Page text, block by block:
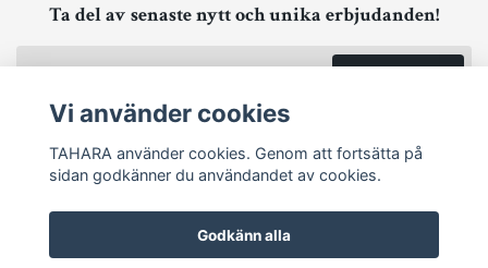
Ta del av senaste nytt och unika erbjudanden!
Vi använder cookies
TAHARA använder cookies. Genom att fortsätta på
sidan godkänner du användandet av cookies.
Godkänn alla